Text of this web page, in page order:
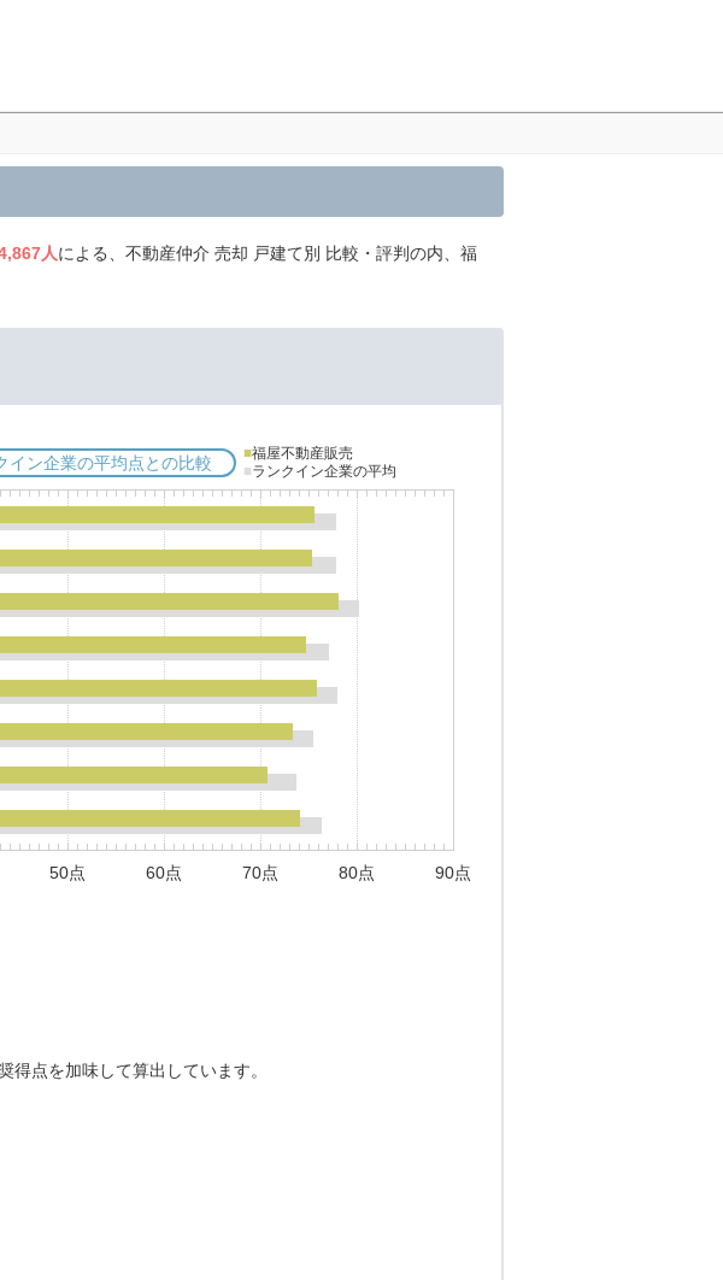
人による、不動産仲介 売却 戸建て別 比較・評判の内、福
イン企業の平均点との比較 ■福屋不動産販売
■ランクイン企業の平均
50点 60点 70点 80点 90点
点を加味して算出しています。